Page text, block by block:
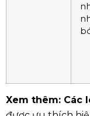
Xem thêm: Các